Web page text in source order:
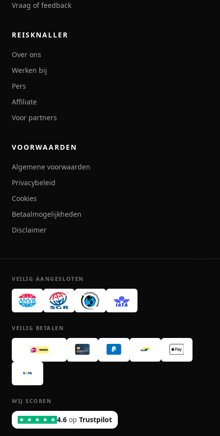
Vraag of feedback
REISKNALLER
Over ons
Werken bij
Pers
Affiliate
Voor partners
VOORWAARDEN
Algemene voorwaarden
Privacybeleid
Cookies
Betaalmogelijkheden
Disclaimer
VEILIG AANGESLOTEN
VEILIG BETALEN
WIJ SCOREN
4.6 op Trustpilot